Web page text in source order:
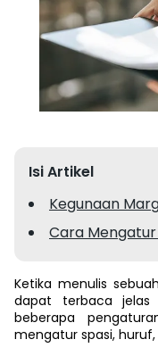
Isi Artikel
Kegunaan
Cara
Ketika menulis
dapat terbaca
beberapa
mengatur spasi,